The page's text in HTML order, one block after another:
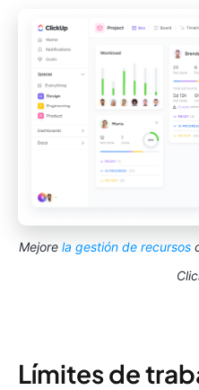
Mejore la gestión de recursos
Límites de